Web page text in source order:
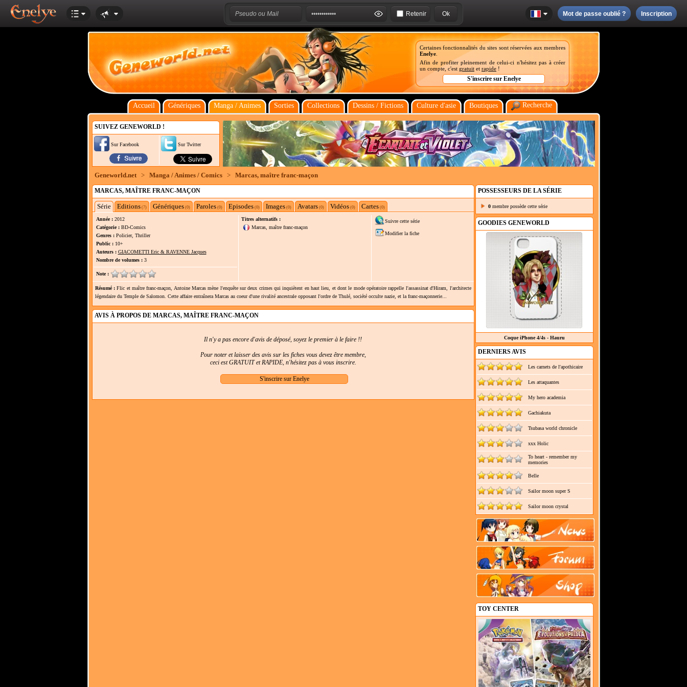
Retenir Mot de passe oublié ? Inscription
Certaines fonctionnalités du sites sont réservées aux membres
Enelye
Afin de profiter pleinement de celui-ci n'hésitez pas à créer
un compte, c'est gratuit et rapide !
Accueil Génériques Manga / Animes Sorties Collections Dessins / Fictions Culture d'asie Boutiques Recherche
SUIVEZ GENEWORLD !
Sur Facebook Sur Twitter
Geneworld.net > Manga / Animes / Comics > Marcas, maître franc-maçon
MARCAS, MAÎTRE FRANC-MAÇON
Série Editions(7) Génériques(0) Paroles(0) Episodes(0) Images(0) Avatars(0) Vidéos(0) Cartes(0)
Année :2012
Catégorie :BD-Comics
Genres :Policier, Thriller
Public :10+
Auteurs : GIACOMETTI Eric & RAVENNE Jacques
Nombre de volumes :3
Note :
Titres alternatifs :
Marcas, maître franc-maçon
Suivre cette série
Modifier la fiche
Résumé :Flic et maître franc-maçon, Antoine Marcas mène l'enquête sur deux crimes qui inquiètent en haut lieu, et dont le mode opératoire rappelle l'assassinat d'Hiram, l'architecte
légendaire du Temple de Salomon. Cette affaire entraînera Marcas au coeur d'une rivalité ancestrale opposant l'ordre de Thulé, société occulte nazie, et la franc-maçonnerie...
AVIS À PROPOS DE MARCAS, MAÎTRE FRANC-MAÇON
Il n'y a pas encore d'avis de déposé, soyez le premier à le faire !!
Pour noter et laisser des avis sur les fiches vous devez être membre,
ceci est GRATUIT et RAPIDE, n'hésitez pas à vous inscrire.
POSSESSEURS DE LA SÉRIE
0 membre possède cette série
GOODIES GENEWORLD
Coque iPhone 4/4s - Hauru
DERNIERS AVIS
Les carnets de l'apothicaire
Les attaquantes
My hero academia
Gachiakuta
Tsubasa world chronicle
xxx Holic
To heart - remember my
memories
Belle
Sailor moon super S
Sailor moon crystal
TOY CENTER